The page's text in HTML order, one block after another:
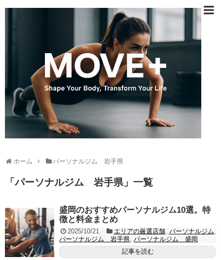
ホーム パーソナルジム 岩手県
「パーソナルジム 岩手県 」 一覧
盛岡のおすすめパーソナルジム10選。特
徴と料金まとめ
2025/10/21 エリアの厳選店舗, パーソナルジム
パーソナルジム 岩手県 パーソナルジム 盛岡
記事を読む